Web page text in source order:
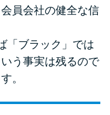
員会社の健全な信
「ブラック」では
う事実は残るので
。